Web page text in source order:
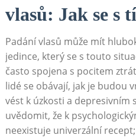
vlasů: Jak se s
Padání vlasů může mít
jedince, který se s touto
často spojena s pocitem
lidé se obávají, jak je budou
vést k úzkosti a depresivním
uvědomit, že k
neexistuje univerzální